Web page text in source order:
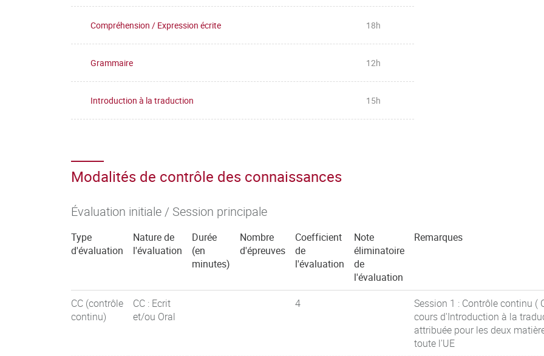
Compréhension / Expression écrite 18h
Grammaire 12h
Introduction à la traduction 15h
Modalités de contrôle des connaissances
Évaluation initiale / Session principale
Type
d'évaluation
Nature de
l'évaluation
Durée
(en
minutes)
Nombre
d'épreuves
Coefficient
de
l'évaluation
Note
éliminatoire
de
l'évaluation
Remarques
CC (contrôle
continu)
CC : Ecrit
et/ou Oral
4
Session 1 : Contrôle continu (
cours d'Introduction à la
attribuée pour les deux
toute l'UE